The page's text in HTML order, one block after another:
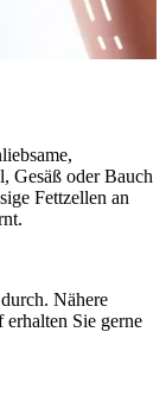
Gesäß oder Bauch
Fettzellen an
Nähere
Sie gerne